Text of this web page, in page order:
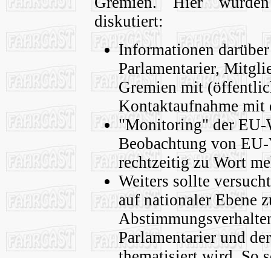
diskutiert:
Informationen
Parlamentarier,
Gremien mit
Kontaktaufnahme mit
"Monitoring" der EU-
Beobachtung von
rechtzeitig zu Wort
Weiters sollte
auf nationaler Ebene
Parlamentarier und